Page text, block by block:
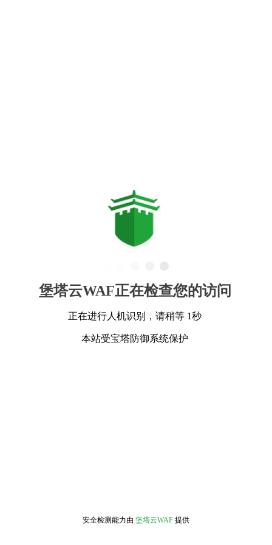
堡塔云WAF正在检查您的访问
正在进行人机识别，请稍等 1秒
本站受宝塔防御系统保护
安全检测能力由 堡塔云WAF 提供